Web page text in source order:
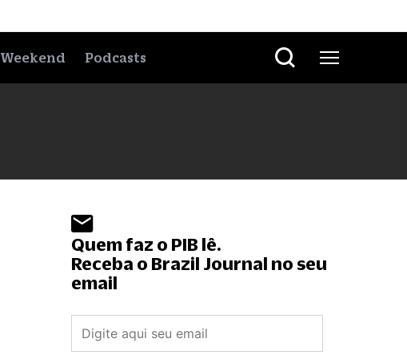
Weekend Podcasts
Quem faz o PIB lê.
Receba o Brazil Journal no seu
email